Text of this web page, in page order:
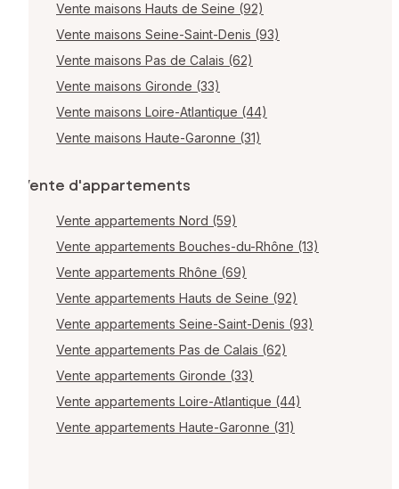
Vente maisons Hauts de Seine (92)
Vente maisons Seine-Saint-Denis (93)
Vente maisons Pas de Calais (62)
Vente maisons Gironde (33)
Vente maisons Loire-Atlantique (44)
Vente maisons Haute-Garonne (31)
Vente d'appartements
Vente appartements Nord (59)
Vente appartements Bouches-du-Rhône (13)
Vente appartements Rhône (69)
Vente appartements Hauts de Seine (92)
Vente appartements Seine-Saint-Denis (93)
Vente appartements Pas de Calais (62)
Vente appartements Gironde (33)
Vente appartements Loire-Atlantique (44)
Vente appartements Haute-Garonne (31)